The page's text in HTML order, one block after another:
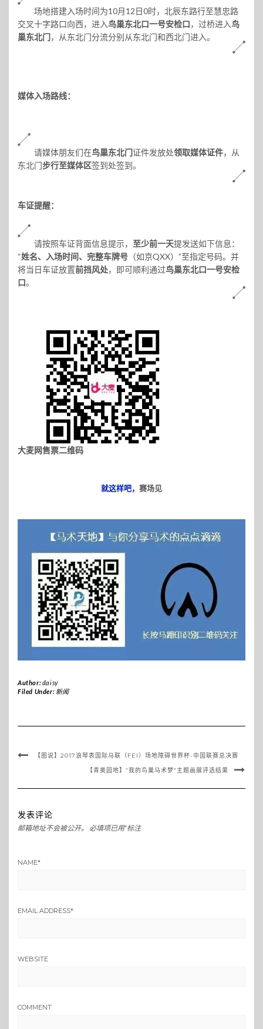
场地搭建入场时间为10月12日0时，北辰东路行至慧忠路
交叉十字路口向西，进入鸟巢东北口一号安检口，过桥进入鸟
巢东北门，从东北门分流分别从东北门和西北门进入。
媒体入场路线：
请媒体朋友们在鸟巢东北门证件发放处领取媒体证件，从
东北门步行至媒体区签到处签到。
车证提醒：
请按照车证背面信息提示， 至少前一天提发送如下信息：
“姓名、入场时间、完整车牌号 （如京QXX）”至指定号码。并
将当日车证放置前挡风处，即可顺利通过鸟巢东北口一号安检
口。
大麦网售票二维码
就这样吧， 赛场见
Author:daisy
Filed Under: 新闻
【图说】2017浪琴表国际马联（FEI）场地障碍世界杯-中国联赛总决赛
【青奥园地】“我的鸟巢马术梦”主题画展评选结果
发表评论
邮箱地址不会被公开。 必填项已用*标注
NAME*
EMAIL ADDRESS*
WEBSITE
COMMENT